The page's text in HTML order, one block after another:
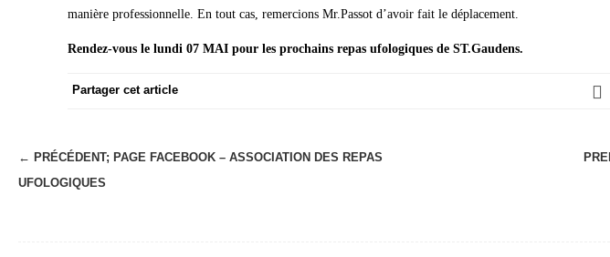
manière professionnelle. En tout cas, remercions Mr.Passot d’avoir fait le déplacement.
Rendez-vous le lundi 07 MAI pour les prochains repas ufologiques de ST.Gaudens.
Partager cet article
N
a
← PRÉCÉDENT; PAGE FACEBOOK – ASSOCIATION DES REPAS
UFOLOGIQUES